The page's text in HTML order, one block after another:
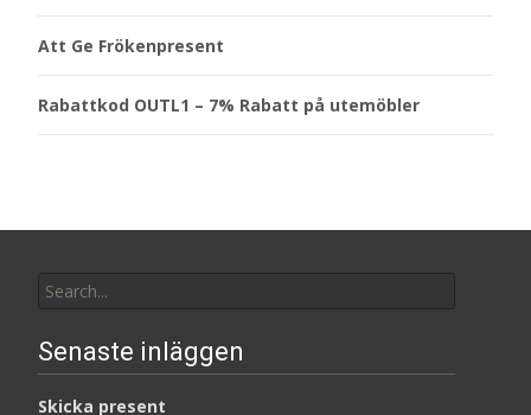
Att Ge Frökenpresent
Rabattkod OUTL1 – 7% Rabatt på utemöbler
for:
Senaste inläggen
Skicka present